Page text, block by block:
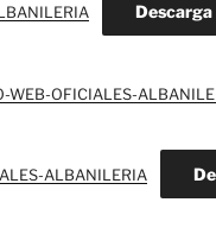
Descarga
OFICIALES-
ALBANILERIA